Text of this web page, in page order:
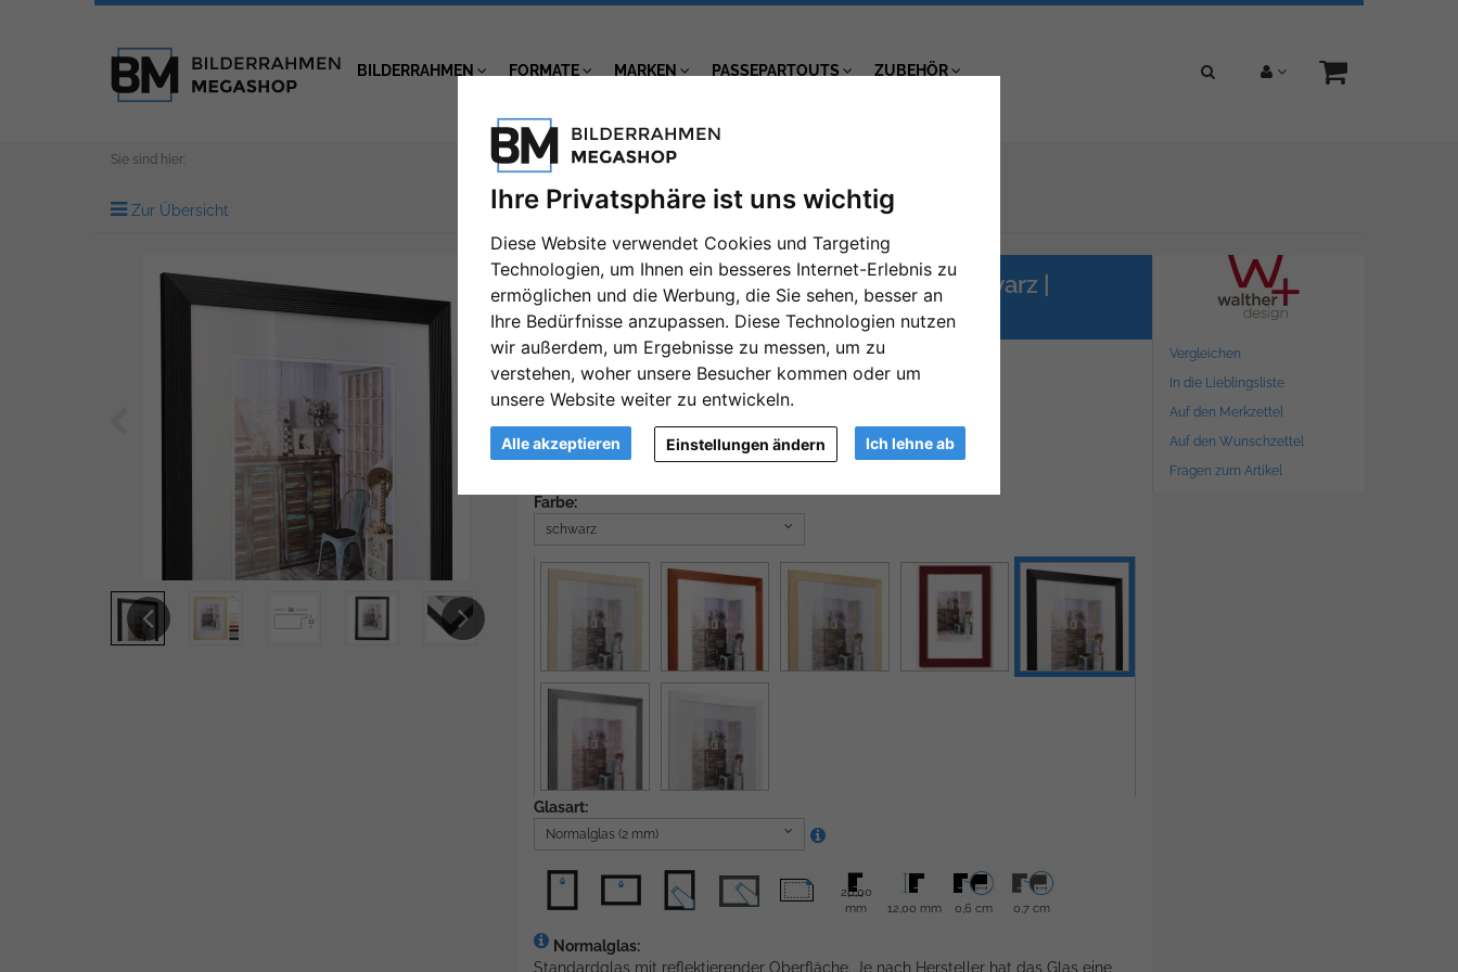
Ihre Privatsphäre ist uns wichtig
Diese Website verwendet Cookies und Targeting
Technologien, um Ihnen ein besseres Internet-Erlebnis zu
ermöglichen und die Werbung, die Sie sehen, besser an
Ihre Bedürfnisse anzupassen. Diese Technologien nutzen
wir außerdem, um Ergebnisse zu messen, um zu
verstehen, woher unsere Besucher kommen oder um
unsere Website weiter zu entwickeln.
Alle akzeptieren Ich lehne ab
Einstellungen ändern
BILDERRAHMEN FORMATE MARKEN PASSEPARTOUTS ZUBEHÖR
Sie sind hier:
Zur Übersicht
Weiter
Previous
Holz-Bilderrahmen Grado 10x15 cm | schwarz |
Normalglas (2 mm)
Artikelnummer: WAL-HI015B
Holzrahmen Grado
Format:
10x15 cm
Farbe:
schwarz
Glasart:
Normalglas (2 mm)
28,00
mm
12,00 mm 0,6 cm 0,7 cm
Normalglas:
Standardglas mit reflektierender Oberfläche. Je nach Hersteller hat das Glas eine
Vergleichen
In die Lieblingsliste
Auf den Merkzettel
Auf den Wunschzettel
Fragen zum Artikel